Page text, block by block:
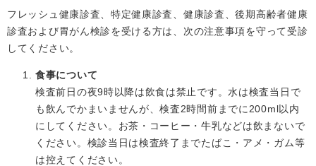
フレッシュ健康診査、特定健康診査、健康診査、後期高齢者健康
診査および胃がん検診を受ける方は、次の注意事項を守って受診
してください。
食事について
検査前日の夜9時以降は飲食は禁止です。水は検査当日で
も飲んでかまいませんが、検査2時間前までに200ml以内
にしてください。お茶・コーヒー・牛乳などは飲まないで
ください。検診当日は検査終了までたばこ・アメ・ガム等
は控えてください。